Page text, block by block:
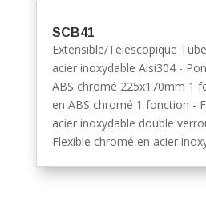
SCB41
Extensible/Telescopique
acier inoxydable Aisi304 -
ABS chromé 225x170mm 1
en ABS chromé 1 fonction -
acier inoxydable double
Flexible chromé en acier